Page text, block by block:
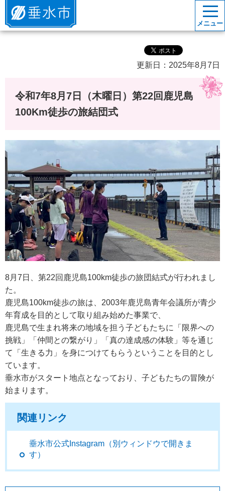
垂水市
メニュー
更新日：2025年8月7日
令和7年8月7日（木曜日）第22回鹿児島
100Km徒歩の旅結団式
8月7日、第22回鹿児島100km徒歩の旅団結式が行われまし
た。
鹿児島100km徒歩の旅は、2003年鹿児島青年会議所が青少
年育成を目的として取り組み始めた事業で、
鹿児島で生まれ将来の地域を担う子どもたちに「限界への
挑戦」「仲間との繋がり」「真の達成感の体験」等を通じ
て「生きる力」を身につけてもらうということを目的とし
ています。
垂水市がスタート地点となっており、子どもたちの冒険が
始まります。
関連リンク
垂水市公式Instagram（別ウィンドウで開きま
す）